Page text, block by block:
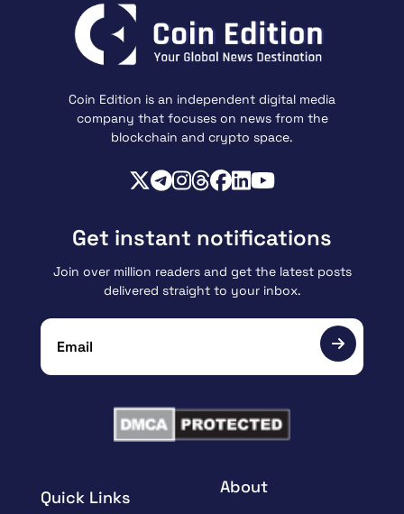
Coin Edition is an independent digital media
company that focuses on news from the
blockchain and crypto space.
Quick Links
About
Get instant notifications
Join over million readers and get the latest posts
delivered straight to your inbox.